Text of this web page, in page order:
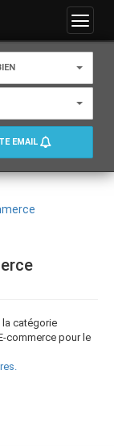
Menu
EMAIL
catégorie
commerce pour le